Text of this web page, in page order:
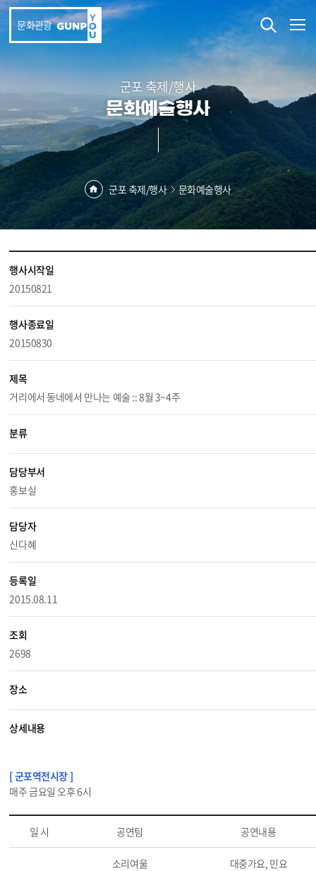
본문 바로가기
문화관광
군포 축제/행사
문화예술행사
군포 축제/행사 문화예술행사
행사시작일
20150821
행사종료일
20150830
제목
거리에서 동네에서 만나는 예술 :: 8월 3~4주
분류
담당부서
홍보실
담당자
신다혜
등록일
2015.08.11
조회
2698
장소
상세내용
[ 군포역전시장 ]
매주 금요일 오후 6시
일 시 공연팀 공연내용
소리여울 대중가요, 민요